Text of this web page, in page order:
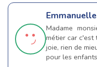
Emmanuelle
Madame
métier car c'est
joie, rien de
pour les